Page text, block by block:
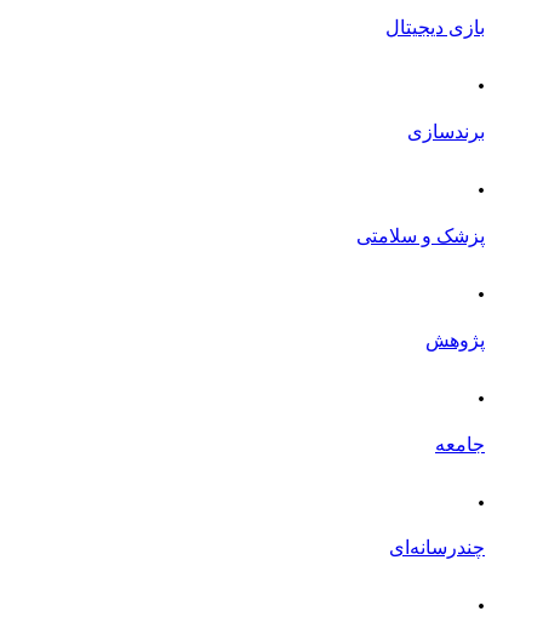
بازی دیجیتال
.
برندسازی
.
پزشک و سلامتی
.
پژوهش
.
جامعه
.
چندرسانه‌ای
.